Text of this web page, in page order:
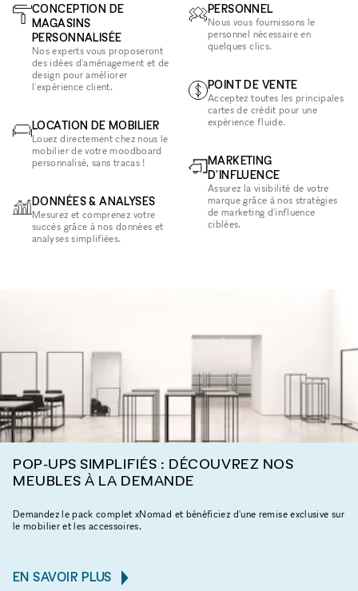
CONCEPTION DE
MAGASINS
PERSONNALISÉE
Nos experts vous proposeront
des idées d'aménagement et de
design pour améliorer
l'expérience client.
LOCATION DE MOBILIER
Louez directement chez nous le
mobilier de votre moodboard
personnalisé, sans tracas !
DONNÉES & ANALYSES
Mesurez et comprenez votre
succès grâce à nos données et
analyses simplifiées.
PERSONNEL
Nous vous fournissons le
personnel nécessaire en
quelques clics.
POINT DE VENTE
Acceptez toutes les principales
cartes de crédit pour une
expérience fluide.
MARKETING
D'INFLUENCE
Assurez la visibilité de votre
marque grâce à nos stratégies
de marketing d'influence
ciblées.
POP-UPS SIMPLIFIÉS : DÉCOUVREZ NOS
MEUBLES À LA DEMANDE
Demandez le pack complet xNomad et bénéficiez d'une remise exclusive sur
le mobilier et les accessoires.
EN SAVOIR PLUS